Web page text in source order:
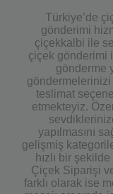
Türkiye’de
gönderimi
çiçekkalbi ile
çiçek gönderimi
gönderme
göndermelerinizi
teslimat
etmekteyiz.
yapılmasını
gelişmiş
hızlı bir
Çiçek Siparişi
farklı olarak ise